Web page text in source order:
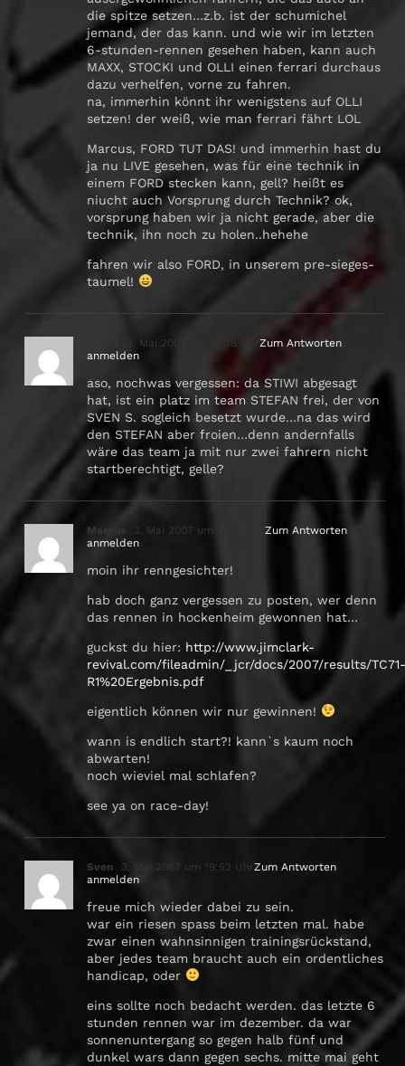
die spitze setzen…z.b. ist der schumichel
jemand, der das kann. und wie wir im letzten
6-stunden-rennen gesehen haben, kann auch
MAXX, STOCKI und OLLI einen ferrari durchaus
dazu verhelfen, vorne zu fahren.
na, immerhin könnt ihr wenigstens auf OLLI
setzen! der weiß, wie man ferrari fährt LOL
Marcus, FORD TUT DAS! und immerhin hast du
ja nu LIVE gesehen, was für eine technik in
einem FORD stecken kann, gell? heißt es
niucht auch Vorsprung durch Technik? ok,
vorsprung haben wir ja nicht gerade, aber die
technik, ihn noch zu holen..hehehe
fahren wir also FORD, in unserem pre-sieges-
taumel!
2. Mai 2007 um 15:38 UhrZum Antworten
anmelden
aso, nochwas vergessen: da STIWI abgesagt
hat, ist ein platz im team STEFAN frei, der von
SVEN S. sogleich besetzt wurde…na das wird
den STEFAN aber froien…denn andernfalls
wäre das team ja mit nur zwei fahrern nicht
startberechtigt, gelle?
Marcus 3. Mai 2007 um 12:10 UhrZum Antworten
anmelden
moin ihr renngesichter!
hab doch ganz vergessen zu posten, wer denn
das rennen in hockenheim gewonnen hat…
guckst du hier: http://www.jimclark-
revival.com/fileadmin/_jcr/docs/2007/results/
R1%20Ergebnis.pdf
eigentlich können wir nur gewinnen!
wann is endlich start?! kann`s kaum noch
abwarten!
noch wieviel mal schlafen?
see ya on race-day!
Sven 3. Mai 2007 um 19:52 UhrZum Antworten
anmelden
freue mich wieder dabei zu sein.
war ein riesen spass beim letzten mal. habe
zwar einen wahnsinnigen trainingsrückstand,
aber jedes team braucht auch ein ordentliches
handicap, oder
eins sollte noch bedacht werden. das letzte 6
stunden rennen war im dezember. da war
sonnenuntergang so gegen halb fünf und
dunkel wars dann gegen sechs. mitte mai geht